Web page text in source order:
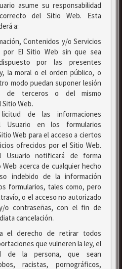
asume su responsabilidad
del Sitio Web. Esta
a:
Contenidos y/o Servicios
El Sitio Web sin que sea
por las presentes
la moral o el orden público, o
modo puedan suponer lesión
de terceros o del mismo
Web.
de las informaciones
Usuario en los formularios
Web para el acceso a ciertos
ofrecidos por el Sitio Web.
notificará de forma
acerca de cualquier hecho
indebido de la información
formularios, tales como, pero
o el acceso no autorizado
o contraseñas, con el fin de
cancelación.
el derecho de retirar todos
que vulneren la ley, el
de la persona, que sean
racistas, pornográficos,